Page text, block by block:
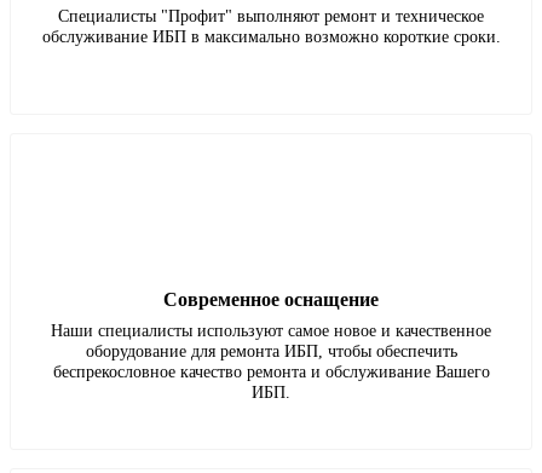
Специалисты "Профит" выполняют ремонт и техническое
обслуживание ИБП в максимально возможно короткие сроки.
Современное оснащение
Наши специалисты используют самое новое и качественное
оборудование для ремонта ИБП, чтобы обеспечить
беспрекословное качество ремонта и обслуживание Вашего
ИБП.